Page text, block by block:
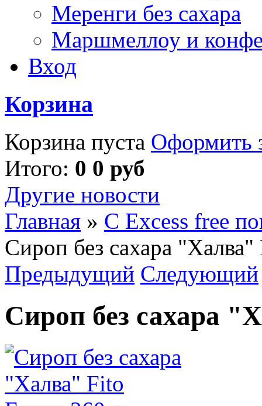
Меренги без сахара
Маршмеллоу и
Вход
Корзина
Корзина пуста Оформить
Итого: 0 0 руб
Другие новости
Главная » С Excess free
Сироп без сахара
Предыдущий Следующий
Сироп без сахара